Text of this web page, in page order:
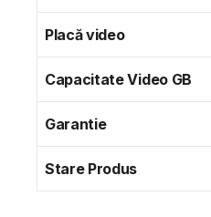
Placă video
Capacitate Video GB
Garantie
Stare Produs